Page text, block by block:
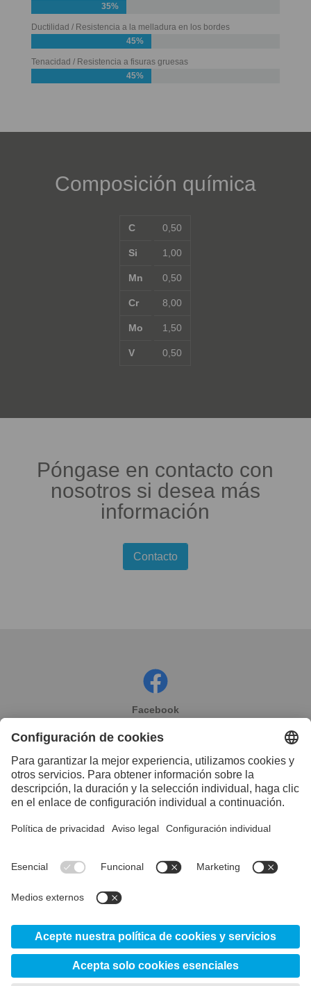
35%
Ductilidad / Resistencia a la melladura en los bordes
45%
Tenacidad / Resistencia a fisuras gruesas
45%
Composición química
C
Si
Mn
Cr
Mo
V
0,50
1,00
0,50
8,00
1,50
0,50
Póngase en contacto con
nosotros si desea más
información
Contacto
Facebook
Instagram
© 2026 voestalpine High Performance Metals
Argentina S.A.